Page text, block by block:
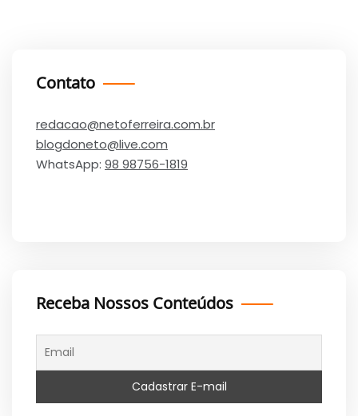
Contato
redacao@netoferreira.com.br
blogdoneto@live.com
WhatsApp: 98 98756-1819
Receba Nossos Conteúdos